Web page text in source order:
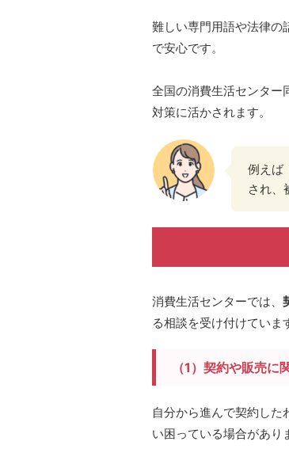
難しい専門用語や法律の
で安心です。
全国の消費生活センター
対策に活かされます。
例えば
され、
消費生活センターでは、
る相談を受け付けていま
（1）契約や販売に
自分から進んで契約した
い困っている場合があり